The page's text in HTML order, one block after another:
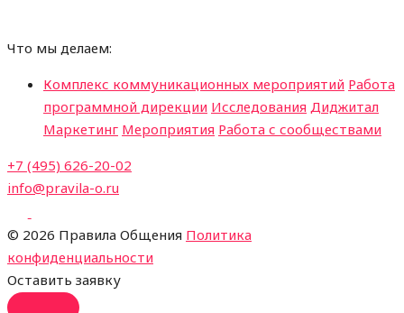
Что мы делаем:
Комплекс коммуникационных мероприятий Работа
программной дирекции Исследования Диджитал
Маркетинг Мероприятия Работа с сообществами
+7 (495) 626-20-02
info@pravila-o.ru
© 2026 Правила Общения Политика
конфиденциальности
Оставить заявку